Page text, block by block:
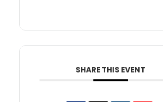
SHARE THIS EVENT